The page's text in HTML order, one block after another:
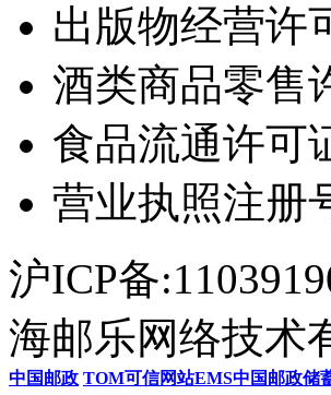
出版物经营许
酒类商品零售
食品流通许可
营业执照注册
沪ICP备
海邮乐网络技术
中国邮政 TOM可信网站EMS中国邮政储